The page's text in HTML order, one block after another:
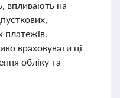
впливають на
платежів.
враховувати ці
обліку та